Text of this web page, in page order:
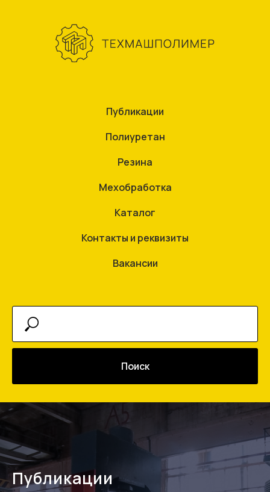
Публикации
Полиуретан
Резина
Мехобработка
Каталог
Контакты и реквизиты
Вакансии
Поиск
Публикации